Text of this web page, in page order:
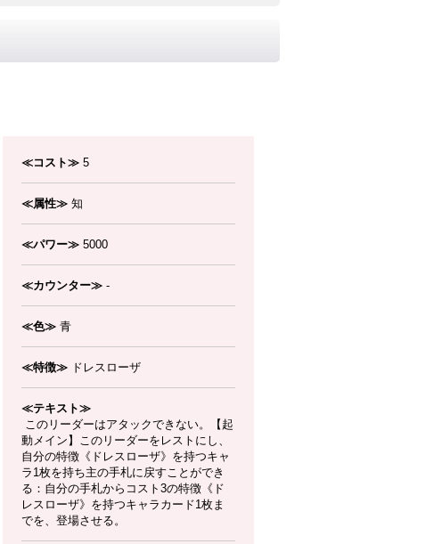
≪コスト≫ 5
≪属性≫ 知
≪パワー≫ 5000
≪カウンター≫ -
≪色≫ 青
≪特徴≫ ドレスローザ
≪テキスト≫
このリーダーはアタックできない。【起
動メイン】このリーダーをレストにし、
自分の特徴《ドレスローザ》を持つキャ
ラ1枚を持ち主の手札に戻すことができ
る：自分の手札からコスト3の特徴《ド
レスローザ》を持つキャラカード1枚ま
でを、登場させる。